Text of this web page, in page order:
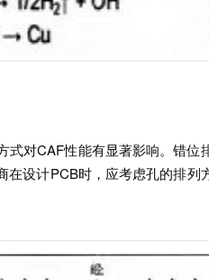
式对CAF性能有显著影响。错
在设计PCB时，应考虑孔的排